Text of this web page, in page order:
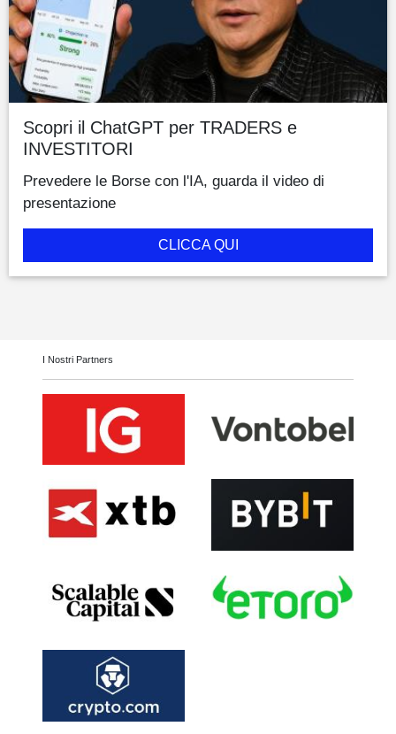
Scopri il ChatGPT per TRADERS e
INVESTITORI
Prevedere le Borse con l'IA, guarda il video di
presentazione
CLICCA QUI
I Nostri Partners